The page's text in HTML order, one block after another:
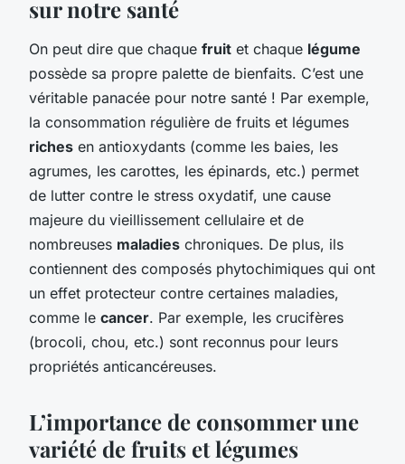
sur notre santé
On peut dire que chaque fruit et chaque légume
possède sa propre palette de bienfaits. C’est une
véritable panacée pour notre santé ! Par exemple,
la consommation régulière de fruits et légumes
riches en antioxydants (comme les baies, les
agrumes, les carottes, les épinards, etc.) permet
de lutter contre le stress oxydatif, une cause
majeure du vieillissement cellulaire et de
nombreuses maladies chroniques. De plus, ils
contiennent des composés phytochimiques qui ont
un effet protecteur contre certaines maladies,
comme le cancer. Par exemple, les crucifères
(brocoli, chou, etc.) sont reconnus pour leurs
propriétés anticancéreuses.
L’importance de consommer une
variété de fruits et légumes